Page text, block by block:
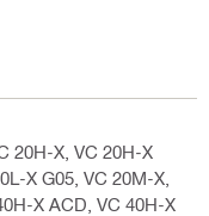
20H-X, VC 20H-X
X G05, VC 20M-X,
X ACD, VC 40H-X